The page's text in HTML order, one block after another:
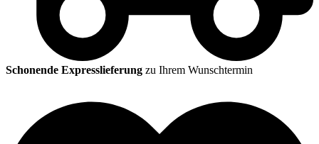
Schonende Expresslieferung zu Ihrem Wunschtermin